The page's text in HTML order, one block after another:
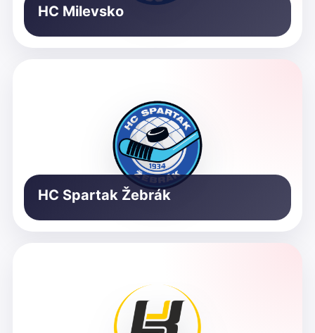
HC Milevsko
HC Spartak Žebrák